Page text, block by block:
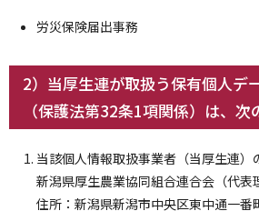
労災保険届出事務
2）当厚生連が取扱う保有個人デ
（保護法第32条1項関係）は、次
当該個人情報取扱事業者（当厚生連）
新潟県厚生農業協同組合連合会（代表
住所：新潟県新潟市中央区東中通一番